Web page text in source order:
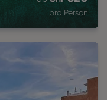
pro Person